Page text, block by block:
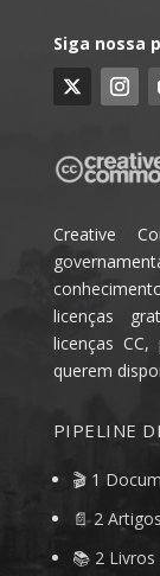
Siga nossa
Creative
licenças
licenças
querem
PIPELINE
🎬 1
📄 2
📚 2 Livros